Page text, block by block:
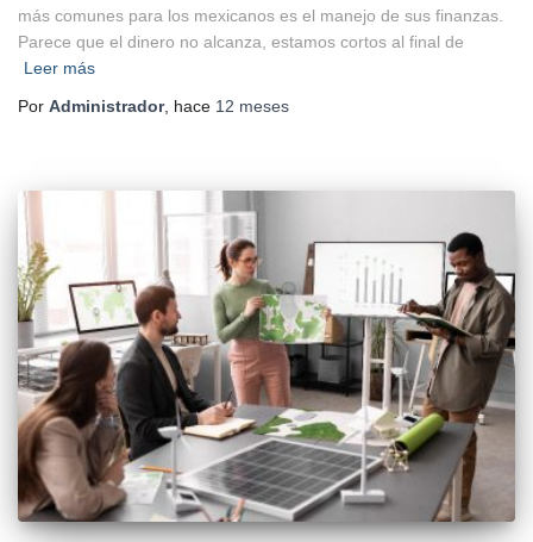
más comunes para los mexicanos es el manejo de sus finanzas.
Parece que el dinero no alcanza, estamos cortos al final de
Leer más
Por Administrador, hace 12 meses